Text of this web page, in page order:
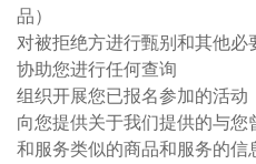
品）
对被拒绝方进行甄别和其他必
协助您进行任何查询
组织开展您已报名参加的活动
向您提供关于我们提供的与
和服务类似的商品和服务的信